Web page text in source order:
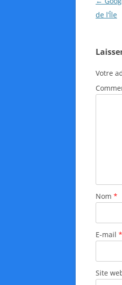
a
g
a
t
i
a
r
i
c
s
de l’Île
Votre
Nom *
E-mail *
Site